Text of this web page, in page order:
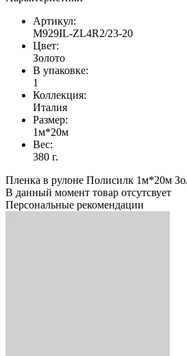
Артикул:
М929IL-ZL4R2/23-20
Цвет:
Золото
В упаковке:
1
Коллекция:
Италия
Размер:
1м*20м
Вес:
380 г.
Пленка в рулоне Полисилк 1м*20м
В данный момент товар отсутсвует
Персональные рекомендации